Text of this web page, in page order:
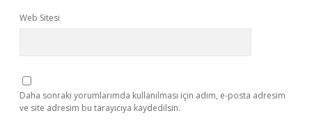
Web Sitesi
Daha sonraki yorumlarımda kullanılması için adım, e-posta adresim
ve site adresim bu tarayıcıya kaydedilsin.